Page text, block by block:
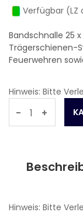
Verfügbar (LZ
Bandschnalle 25
Trägerschienen-
Feuerwehren
Hinweis: Bitte
- +
Hinweis: Bitte